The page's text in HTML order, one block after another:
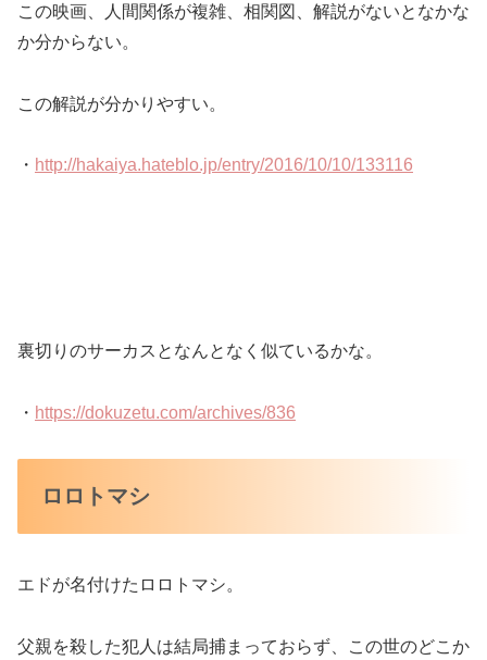
この映画、人間関係が複雑、相関図、解説がないとなかな
か分からない。
この解説が分かりやすい。
・ http://hakaiya.hateblo.jp/entry/2016/10/10/133116
裏切りのサーカスとなんとなく似ているかな。
・ https://dokuzetu.com/archives/836
ロロトマシ
エドが名付けたロロトマシ。
父親を殺した犯人は結局捕まっておらず、この世のどこか